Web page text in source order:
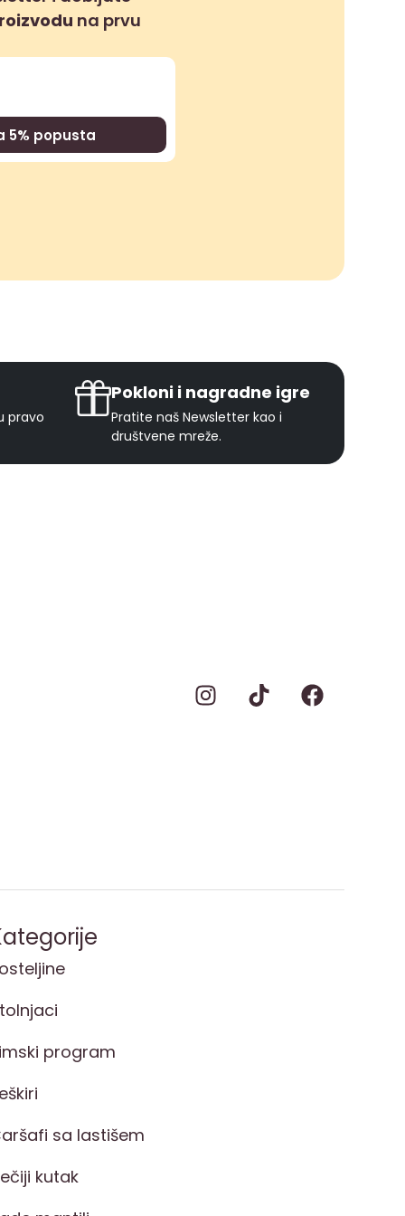
na prvu
5% popusta
pravo
Pokloni i nagradne igre
Pratite naš Newsletter kao i
društvene mreže.
program
sa lastišem
kutak